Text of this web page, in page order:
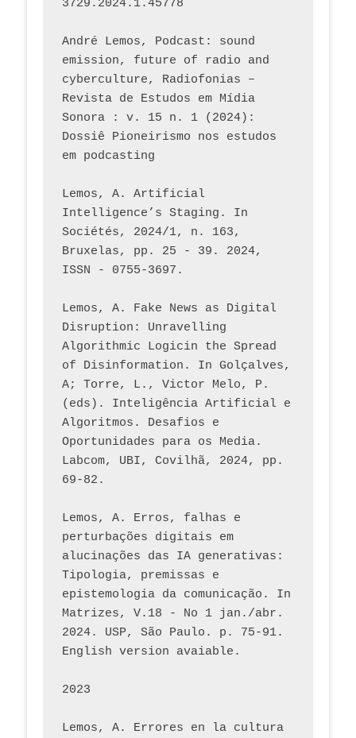
3729.2024.1.45778
André Lemos, Podcast: sound
emission, future of radio and
cyberculture, Radiofonias –
Revista de Estudos em Mídia
Sonora : v. 15 n. 1 (2024):
Dossiê Pioneirismo nos estudos
em podcasting
Lemos, A. Artificial
Intelligence’s Staging. In
Sociétés, 2024/1, n. 163,
Bruxelas, pp. 25 - 39. 2024,
ISSN - 0755-3697.
Lemos, A. Fake News as Digital
Disruption: Unravelling
Algorithmic Logicin the Spread
of Disinformation. In Golçalves,
A; Torre, L., Victor Melo, P.
(eds). Inteligência Artificial e
Algoritmos. Desafios e
Oportunidades para os Media.
Labcom, UBI, Covilhã, 2024, pp.
69-82.
Lemos, A. Erros, falhas e
perturbações digitais em
alucinações das IA generativas:
Tipologia, premissas e
epistemologia da comunicação. In
Matrizes, V.18 - No 1 jan./abr.
2024. USP, São Paulo. p. 75-91.
English version avaiable.
2023
Lemos, A. Errores en la cultura